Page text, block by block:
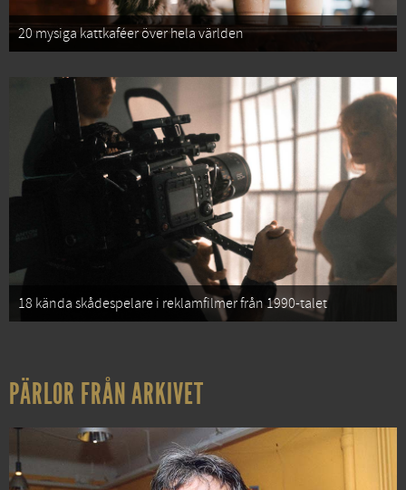
20 mysiga kattkaféer över hela världen
18 kända skådespelare i reklamfilmer från 1990-talet
PÄRLOR FRÅN ARKIVET